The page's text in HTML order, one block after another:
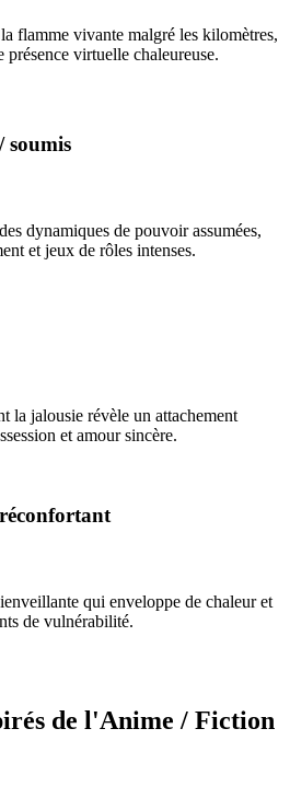
flamme vivante malgré les kilomètres,
présence virtuelle chaleureuse.
soumis
dynamiques de pouvoir assumées,
et jeux de rôles intenses.
la jalousie révèle un attachement
et amour sincère.
qui enveloppe de chaleur et
de vulnérabilité.
de l'Anime / Fiction